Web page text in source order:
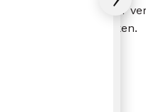
bevestigingen over
gesprekstechnieken.